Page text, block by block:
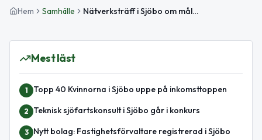
Hem Samhälle Nätverksträff i Sjöbo om måltider och beredskap inom äldreomsorgen
Mest läst
1 Topp 40 Kvinnorna i Sjöbo uppe på inkomsttoppen
2 Teknisk sjöfartskonsult i Sjöbo går i konkurs
3 Nytt bolag: Fastighetsförvaltare registrerad i Sjöbo